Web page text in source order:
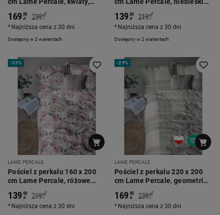
Dostępny w 2 wariantach
169 00
zł 239 00
zł
*
Najniższa cena z 30 dni
Dostępny w 2 wariantach
139 00
zł 219 00
zł
*
Najniższa cena z 30 dni
-35%
LAME PERCALE
Pościel z perkalu 160 x 200
cm Lame Percale, różowe
139 00
zł 219 00
zł
*
Najniższa cena z 30 dni
-29%
LAME PERCALE
Pościel z perkalu 220 x 200
cm Lame Percale, geometria,
169 00
zł 239 00
zł
*
Najniższa cena z 30 dni